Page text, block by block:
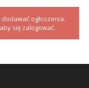
ogłoszenia.
się zalogować.